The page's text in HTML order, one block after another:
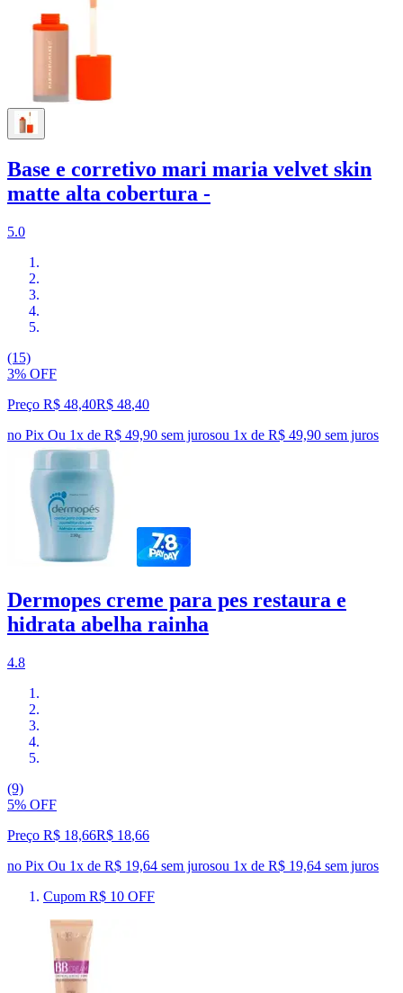
Base e corretivo mari maria velvet skin
matte alta cobertura -
5.0
(15)
3% OFF
Preço R$ 48,40R$ 48,40
no Pix Ou 1x de R$ 49,90 sem jurosou 1x de R$ 49,90 sem juros
Dermopes creme para pes restaura e
hidrata abelha rainha
4.8
(9)
5% OFF
Preço R$ 18,66R$ 18,66
no Pix Ou 1x de R$ 19,64 sem jurosou 1x de R$ 19,64 sem juros
Cupom R$ 10 OFF